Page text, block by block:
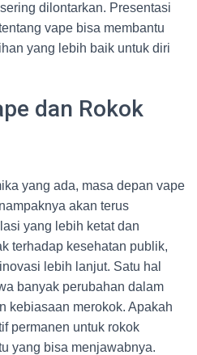
dilontarkan. Presentasi
vape bisa membantu
yang lebih baik untuk diri
dan Rokok
yang ada, masa depan vape
akan terus
yang lebih ketat dan
terhadap kesehatan publik,
lebih lanjut. Satu hal
banyak perubahan dalam
kebiasaan merokok. Apakah
permanen untuk rokok
yang bisa menjawabnya.